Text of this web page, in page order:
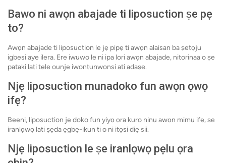
Bawo ni awọn abajade ti liposuction ṣe pẹ
to?
Awọn abajade ti liposuction le jẹ pipẹ ti awọn alaisan ba ṣetọju
igbesi aye ilera. Ere iwuwo le ni ipa lori awọn abajade, nitorinaa o ṣe
pataki lati tẹle ounjẹ iwontunwonsi ati adaṣe.
Njẹ liposuction munadoko fun awọn ọwọ
ifẹ?
Bẹẹni, liposuction jẹ doko fun yiyọ ọra kuro ninu awọn mimu ifẹ, ṣe
iranlọwọ lati ṣẹda ẹgbẹ-ikun ti o ni itọsi diẹ sii.
Njẹ liposuction le ṣe iranlọwọ pẹlu ọra